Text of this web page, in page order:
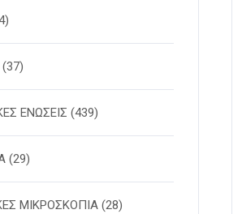
(37)
ΕΝΩΣΕΙΣ (439)
(29)
ΜΙΚΡΟΣΚΟΠΙΑ (28)